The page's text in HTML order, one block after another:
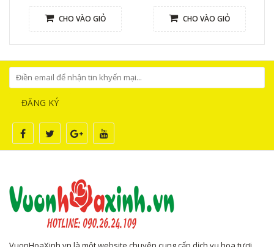
CHO VÀO GIỎ CHO VÀO GIỎ
ĐĂNG KÝ